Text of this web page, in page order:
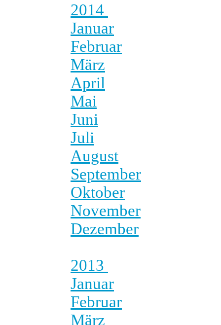
2014
Januar
Februar
März
April
Mai
Juni
Juli
August
September
Oktober
November
Dezember
2013
Januar
Februar
März